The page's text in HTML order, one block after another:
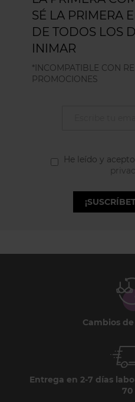
SÉ LA PRIMERA
DE TODOS LOS
INIMAR
*INCOMPATIBLE CON
PROMOCIONES
He leído y
Cambios
Entrega en 2-7 días